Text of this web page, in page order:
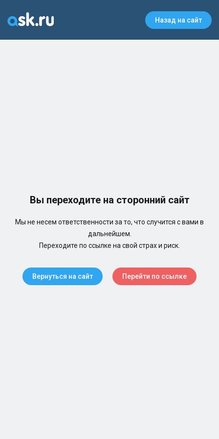
Назад на сайт
Вы переходите на сторонний сайт
Мы не несем ответственности за то, что случится с вами в
дальнейшем.
Переходите по ссылке на свой страх и риск.
Вернуться на сайт Перейти по ссылке